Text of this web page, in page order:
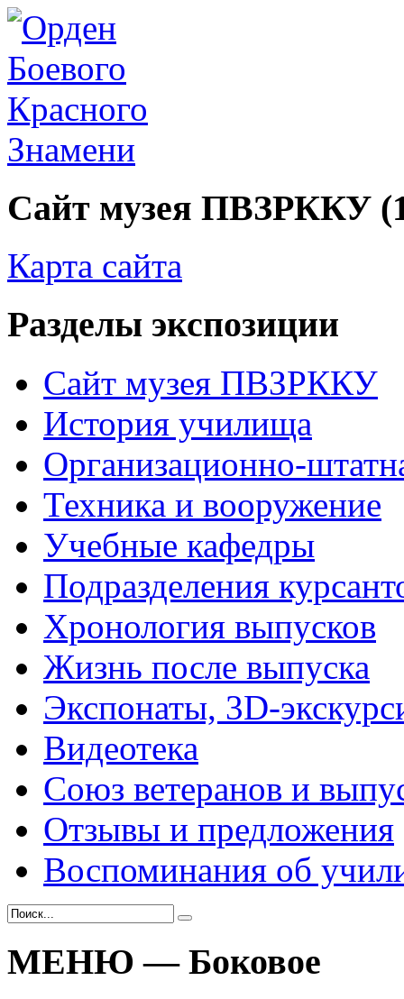
Сайт музея ПВЗРККУ
Карта сайта
Разделы экспозиции
Сайт музея ПВЗРККУ
История училища
Организационно-
Техника и вооружение
Учебные кафедры
Подразделения
Хронология выпусков
Жизнь после выпуска
Экспонаты, 3D-
Видеотека
Союз ветеранов и
Отзывы и предложения
Воспоминания об
МЕНЮ — Боковое